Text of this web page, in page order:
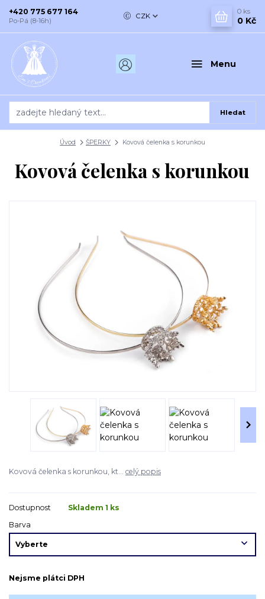
Menu
CZK
Hledat
+420 775 677 164
Po-Pá (8-16h)
0 ks
0 Kč
Úvod ŠPERKY Kovová čelenka s korunkou
Kovová čelenka s korunkou
Kovová čelenka s korunkou, kt... celý popis
Dostupnost
Skladem 1 ks
Barva
Nejsme plátci DPH